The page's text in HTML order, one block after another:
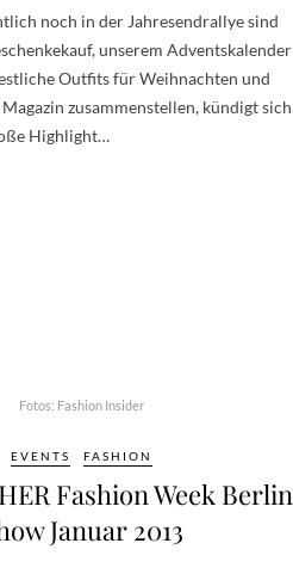
noch in der Jahresendrallye sind
unserem Adventskalender
Outfits für Weihnachten und
zusammenstellen, kündigt sich
Highlight…
Fotos: Fashion Insider
EVENTS FASHION
Fashion Week Berlin
Januar 2013